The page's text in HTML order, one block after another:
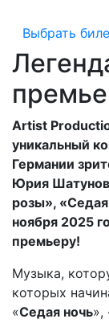
Выбрать
Artist
уникальный
Германии
Юрия
розы», «Седая
ноября 2025
премьеру!
Музыка,
которых
«Седая ночь»,